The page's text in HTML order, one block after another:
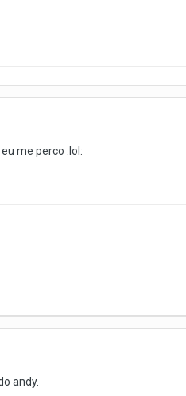
me perco :lol:
andy.